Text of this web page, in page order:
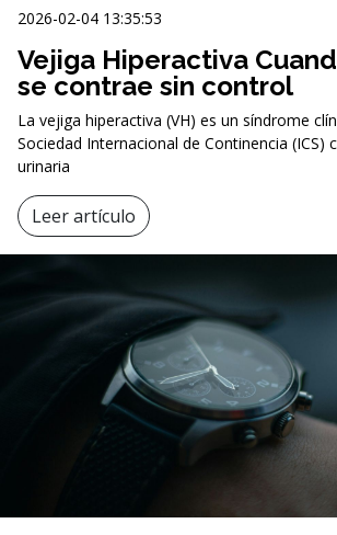
2026-02-04 13:35:53
Vejiga Hiperactiva
se contrae sin control
La vejiga hiperactiva (VH) es un síndrome
Sociedad Internacional de Continencia (ICS)
urinaria
Leer artículo